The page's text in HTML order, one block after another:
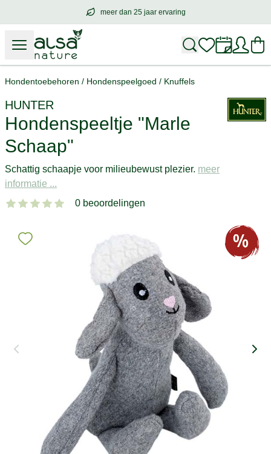
meer dan 25 jaar ervaring
meer dan25 jaar ervaring
Hondentoebehoren / Hondenspeelgoed / Knuffels
HUNTER
Hondenspeeltje "Marle
Schaap"
Schattig schaapje voor milieubewust plezier. meer
informatie ...
0 beoordelingen